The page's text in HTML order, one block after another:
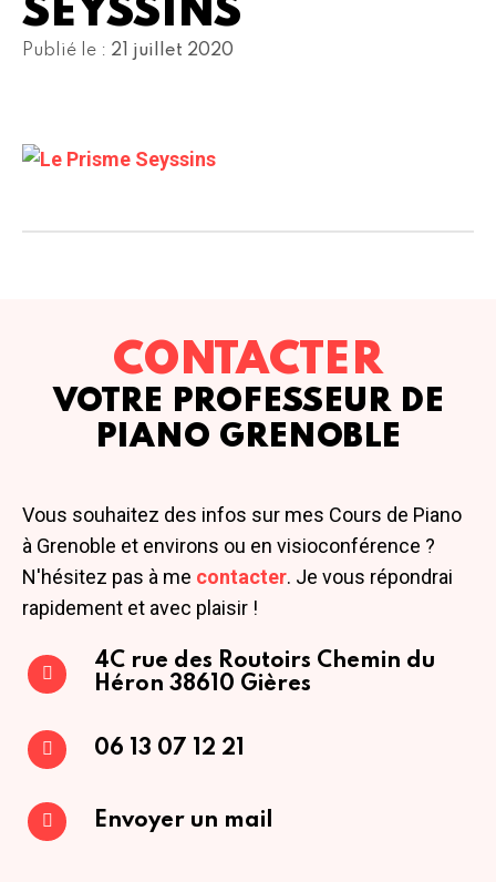
SEYSSINS
Publié le : 21 juillet 2020
CONTACTER
VOTRE PROFESSEUR DE
PIANO GRENOBLE
Vous souhaitez des infos sur mes Cours de Piano
à Grenoble et environs ou en visioconférence ?
N'hésitez pas à me contacter. Je vous répondrai
rapidement et avec plaisir !
4C rue des Routoirs Chemin du
Héron 38610 Gières
06 13 07 12 21
Envoyer un mail